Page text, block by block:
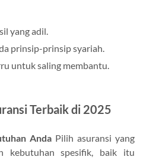
yang adil.
prinsip-prinsip syariah.
untuk saling membantu.
Terbaik di 2025
AndaPilih asuransi yang
kebutuhan spesifik, baik itu